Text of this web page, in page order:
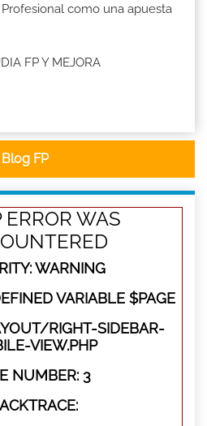
como una apuesta
FP Y MEJORA
Blog FP
ERROR WAS
WARNING
VARIABLE $PAGE
RIGHT-SIDEBAR-
VIEW.PHP
NUMBER: 3